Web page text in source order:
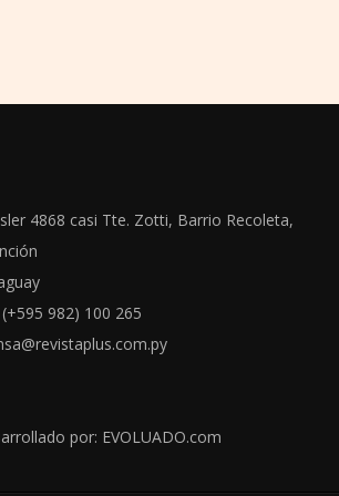
4868 casi Tte. Zotti, Barrio Recoleta,
982) 100 265
por: EVOLUADO.com